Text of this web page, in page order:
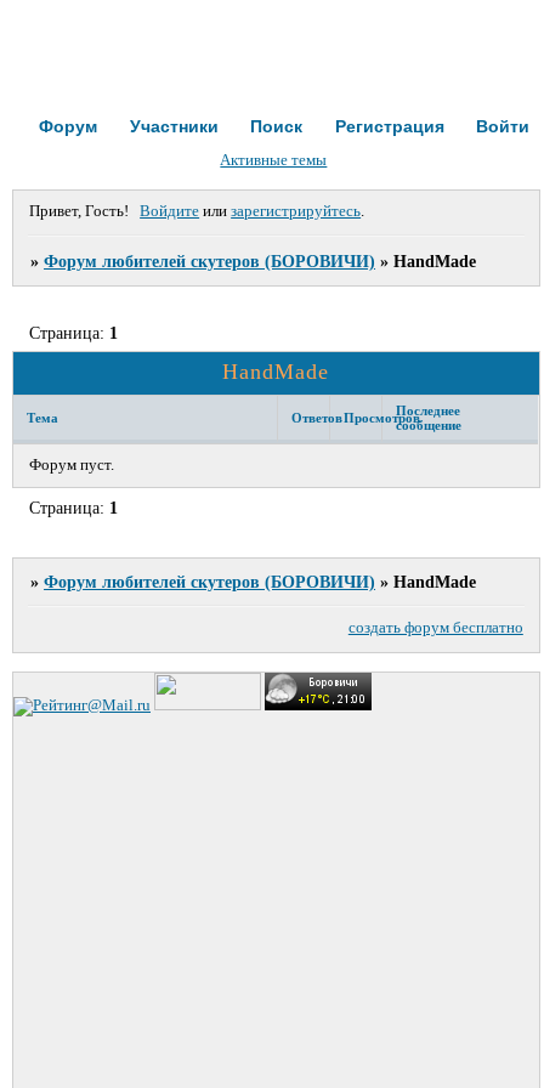
Форум Участники Поиск Регистрация Войти
Активные темы
Привет, Гость! Войдите илизарегистрируйтесь.
»Форум любителей скутеров (БОРОВИЧИ) »HandMade
HandMade
Страница: 1
Тема ОтветовПросмотровПоследнее
сообщение
Форум пуст.
Страница: 1
»Форум любителей скутеров (БОРОВИЧИ) »HandMade
создать форум бесплатно